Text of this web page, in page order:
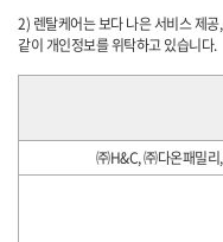
2) 렌탈케어는 보다 나은 서비스 제
같이 개인정보를 위탁하고 있습니다.
㈜H&C, ㈜다온패밀